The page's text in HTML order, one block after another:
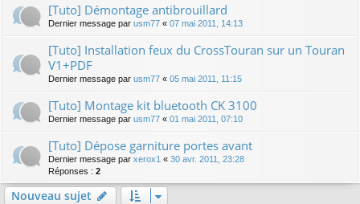
[Tuto] Démontage antibrouillard
Dernier message par usm77 « 07 mai 2011, 14:13
[Tuto] Installation feux du CrossTouran sur un Touran
V1+PDF
Dernier message par usm77 « 05 mai 2011, 11:15
[Tuto] Montage kit bluetooth CK 3100
Dernier message par usm77 « 01 mai 2011, 07:10
[Tuto] Dépose garniture portes avant
Dernier message par xerox1 « 30 avr. 2011, 23:28
Réponses : 2
Nouveau sujet